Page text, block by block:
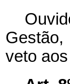
veto